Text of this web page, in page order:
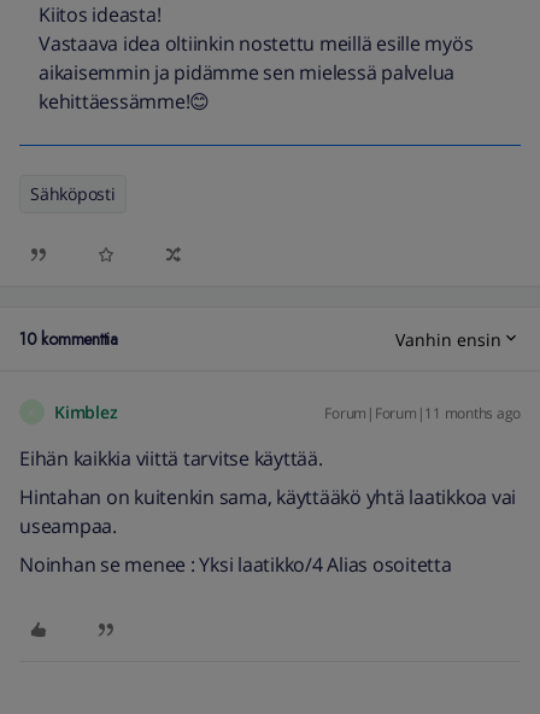
Kiitos ideasta!
Vastaava idea oltiinkin nostettu meillä esille myös
aikaisemmin ja pidämme sen mielessä palvelua
kehittäessämme!😊
Sähköposti
10 kommenttia Vanhin ensin
Kimblez Forum|Forum|11 months ago
Eihän kaikkia viittä tarvitse käyttää.
Hintahan on kuitenkin sama, käyttääkö yhtä laatikkoa vai
useampaa.
Noinhan se menee : Yksi laatikko/4 Alias osoitetta